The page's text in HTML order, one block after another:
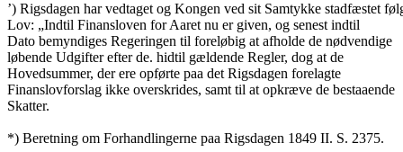
’) Rigsdagen har vedtaget og Kongen ved sit Samtykke stadfæstet
Lov: „Indtil Finansloven for Aaret nu er given, og senest indtil
Dato bemyndiges Regeringen til foreløbig at afholde de nødvendige
løbende Udgifter efter de. hidtil gældende Regler, dog at de
Hovedsummer, der ere opførte paa det Rigsdagen forelagte
Finanslovforslag ikke overskrides, samt til at opkræve de bestaaende
Skatter.
*) Beretning om Forhandlingerne paa Rigsdagen 1849 II. S. 2375.